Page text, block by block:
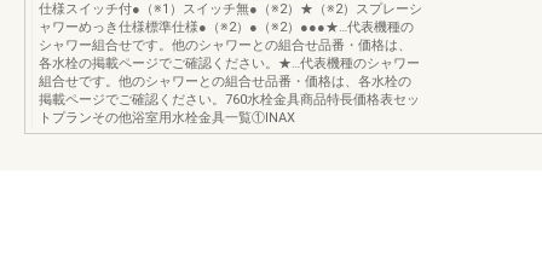
仕様スイッチ付●（※1）スイッチ無●（※2）★（※2）スプレーシ
ャワーめっき仕様標準仕様●（※2）●（※2）●●●★…代表機種の
シャワー組合せです。他のシャワーとの組合せ品番・価格は、
各水栓の掲載ページでご確認ください。★…代表機種のシャワー
組合せです。他のシャワーとの組合せ品番・価格は、各水栓の
掲載ページでご確認ください。760水栓金具商品特長価格表セッ
トプランその他浴室用水栓金具一覧①INAX